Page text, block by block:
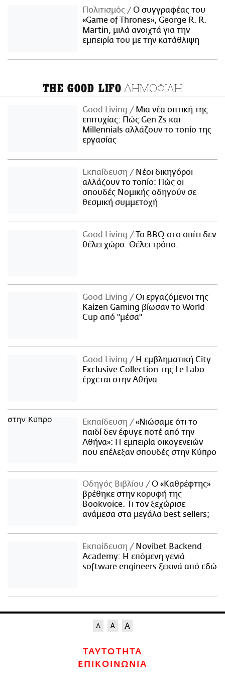
Πολιτισμός
Ο συγγραφέας του
«Game of Thrones», George R. R.
Martin, μιλά ανοιχτά για την
εμπειρία του με την κατάθλιψη
THE GOOD LIFO ΔΗΜΟΦΙΛΗ
Good Living
Μια νέα οπτική της
επιτυχίας: Πώς Gen Zs και
Millennials αλλάζουν το τοπίο της
εργασίας
Εκπαίδευση
Νέοι δικηγόροι
αλλάζουν το τοπίο: Πώς οι
σπουδές Νομικής οδηγούν σε
θεσμική συμμετοχή
Good Living
Το BBQ στο σπίτι δεν
θέλει χώρο. Θέλει τρόπο.
Good Living
Οι εργαζόμενοι της
Kaizen Gaming βίωσαν το World
Cup από "μέσα"
Good Living
Η εμβληματική City
Exclusive Collection της Le Labo
έρχεται στην Αθήνα
Εκπαίδευση
«Νιώσαμε ότι το
παιδί δεν έφυγε ποτέ από την
Αθήνα»: Η εμπειρία οικογενειών
που επέλεξαν σπουδές στην Κύπρο
Οδηγός Βιβλίου
Ο «Καθρέφτης»
βρέθηκε στην κορυφή της
Bookvoice. Τι τον ξεχώρισε
ανάμεσα στα μεγάλα best sellers;
Εκπαίδευση
Novibet Backend
Academy: Η επόμενη γενιά
software engineers ξεκινά από εδώ
ΤΑΥΤΟΤΗΤΑ
ΕΠΙΚΟΙΝΩΝΙΑ